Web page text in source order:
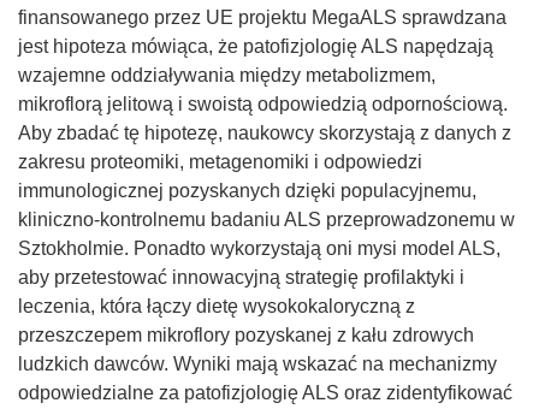
finansowanego przez UE projektu MegaALS sprawdzana
jest hipoteza mówiąca, że patofizjologię ALS napędzają
wzajemne oddziaływania między metabolizmem,
mikroflorą jelitową i swoistą odpowiedzią odpornościową.
Aby zbadać tę hipotezę, naukowcy skorzystają z danych z
zakresu proteomiki, metagenomiki i odpowiedzi
immunologicznej pozyskanych dzięki populacyjnemu,
kliniczno-kontrolnemu badaniu ALS przeprowadzonemu w
Sztokholmie. Ponadto wykorzystają oni mysi model ALS,
aby przetestować innowacyjną strategię profilaktyki i
leczenia, która łączy dietę wysokokaloryczną z
przeszczepem mikroflory pozyskanej z kału zdrowych
ludzkich dawców. Wyniki mają wskazać na mechanizmy
odpowiedzialne za patofizjologię ALS oraz zidentyfikować